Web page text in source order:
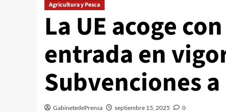
Agricultura y Pesca
La UE acoge
entrada en
Subvenciones a
GabinetedePrensa septiembre 15, 2025 0